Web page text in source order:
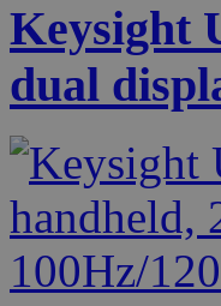
Keysight
dual